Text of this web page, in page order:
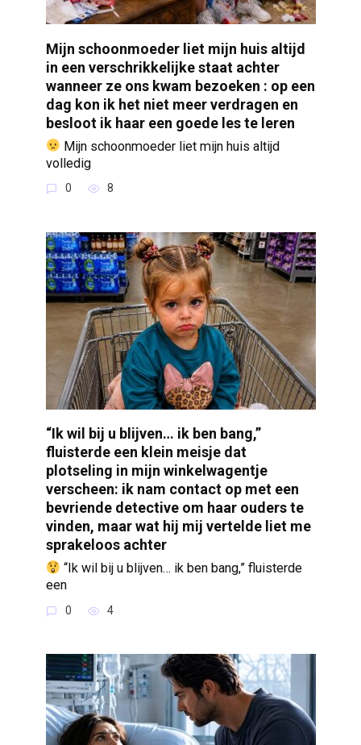
Mijn schoonmoeder liet mijn huis altijd
in een verschrikkelijke staat achter
wanneer ze ons kwam bezoeken : op een
dag kon ik het niet meer verdragen en
besloot ik haar een goede les te leren
Mijn schoonmoeder liet mijn huis altijd
volledig
0 8
“Ik wil bij u blijven… ik ben bang,”
fluisterde een klein meisje dat
plotseling in mijn winkelwagentje
verscheen: ik nam contact op met een
bevriende detective om haar ouders te
vinden, maar wat hij mij vertelde liet me
sprakeloos achter
“Ik wil bij u blijven… ik ben bang,” fluisterde
een
0 4